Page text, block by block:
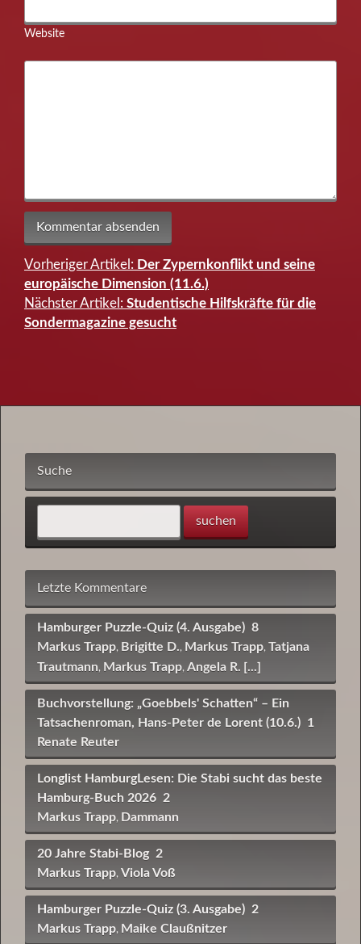
Website
Beitragsnavigation
Vorheriger Artikel: Der Zypernkonflikt und seine
europäische Dimension (11.6.)
Nächster Artikel: Studentische Hilfskräfte für die
Sondermagazine gesucht
Suche
Letzte Kommentare
Hamburger Puzzle-Quiz (4. Ausgabe) 8
Markus Trapp, Brigitte D., Markus Trapp, Tatjana
Trautmann, Markus Trapp, Angela R. [...]
Buchvorstellung: „Goebbels' Schatten“ – Ein
Tatsachenroman, Hans-Peter de Lorent (10.6.) 1
Renate Reuter
Longlist HamburgLesen: Die Stabi sucht das beste
Hamburg-Buch 2026 2
Markus Trapp, Dammann
20 Jahre Stabi-Blog 2
Markus Trapp, Viola Voß
Hamburger Puzzle-Quiz (3. Ausgabe) 2
Markus Trapp, Maike Claußnitzer